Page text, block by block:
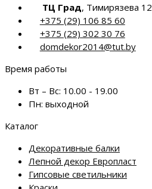
ТЦ Град, Тимирязева
+375 (29) 106 85 60
+375 (29) 302 30 76
domdekor2014@tut.by
Время работы
Вт – Вс: 10.00 - 19.00
Пн: выходной
Каталог
Декоративные балки
Лепной декор Европласт
Гипсовые светильники